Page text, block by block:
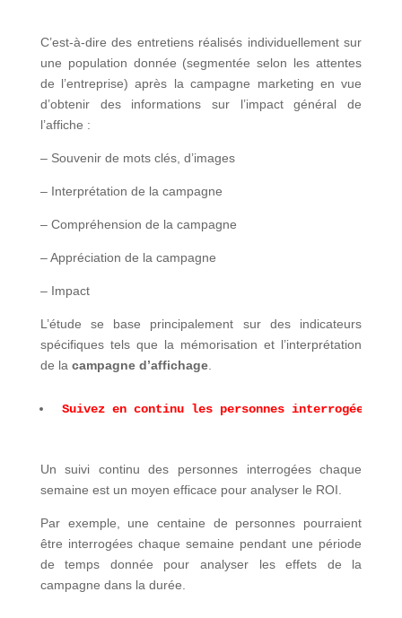
C’est-à-dire des entretiens réalisés individuellement sur
une population donnée (segmentée selon les attentes
de l’entreprise) après la campagne marketing en vue
d’obtenir des informations sur l’impact général de
l’affiche :
– Souvenir de mots clés, d’images
– Interprétation de la campagne
– Compréhension de la campagne
– Appréciation de la campagne
– Impact
L’étude se base principalement sur des indicateurs
spécifiques tels que la mémorisation et l’interprétation
de la campagne d’affichage.
Suivez en continu les personnes interrogées
Un suivi continu des personnes interrogées chaque
semaine est un moyen efficace pour analyser le ROI.
Par exemple, une centaine de personnes pourraient
être interrogées chaque semaine pendant une période
de temps donnée pour analyser les effets de la
campagne dans la durée.